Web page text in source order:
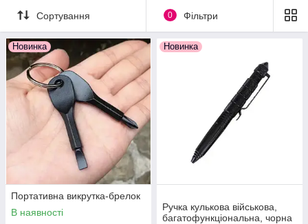
Сортування 0 Фільтри
Новинка
Портативна викрутка-брелок
В наявності
Новинка
Ручка кулькова військова,
багатофункціональна, чорна